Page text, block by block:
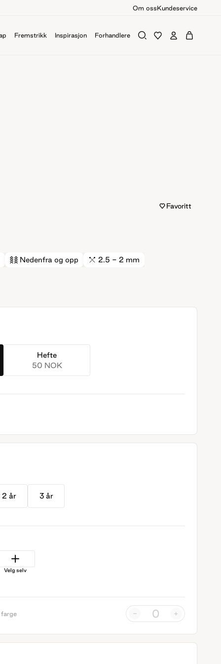
Om ossKundeservice
Fremstrikk Inspirasjon Forhandlere
Favoritt
Nedenfra og opp 2.5 - 2 mm
Hefte
50 NOK
2 år 3 år
Velg selv
- +